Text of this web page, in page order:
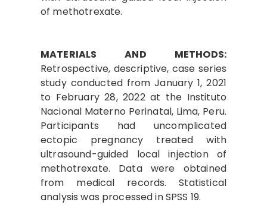
of methotrexate.
MATERIALS AND METHODS:
Retrospective, descriptive, case series
study conducted from January 1, 2021
to February 28, 2022 at the Instituto
Nacional Materno Perinatal, Lima, Peru.
Participants had uncomplicated
ectopic pregnancy treated with
ultrasound-guided local injection of
methotrexate. Data were obtained
from medical records. Statistical
analysis was processed in SPSS 19.